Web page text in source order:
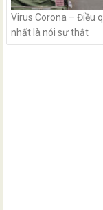
Virus Corona – Điều
nhất là nói sự thật